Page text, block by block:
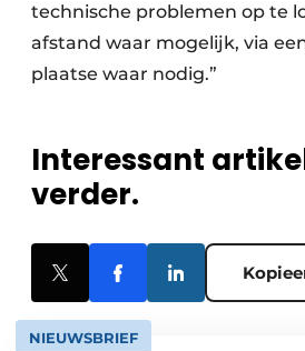
technische problemen op te
afstand waar mogelijk, via
plaatse waar nodig.”
Interessant
verder.
NIEUWSBRIEF